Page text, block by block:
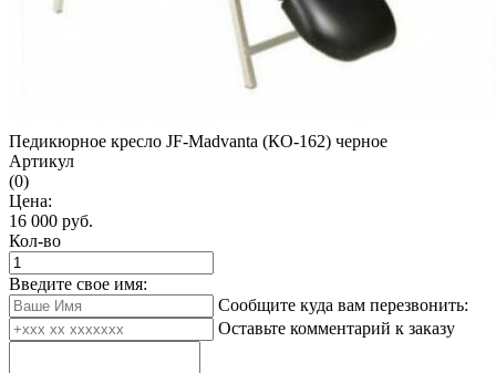
Педикюрное кресло JF-Madvanta (КО-162) черное
Артикул
(0)
Цена:
16 000 руб.
Кол-во
Введите свое имя:
Сообщите куда вам перезвонить:
Оставьте комментарий к заказу